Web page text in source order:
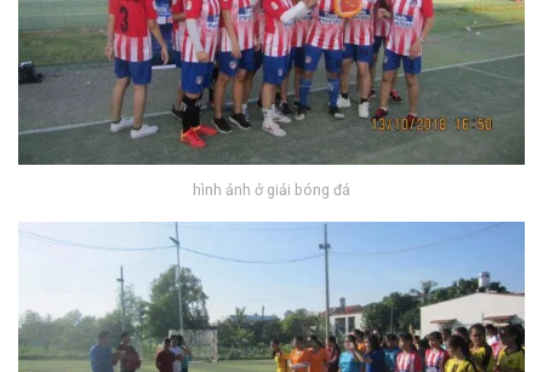
hình ảnh ở giải bóng đá